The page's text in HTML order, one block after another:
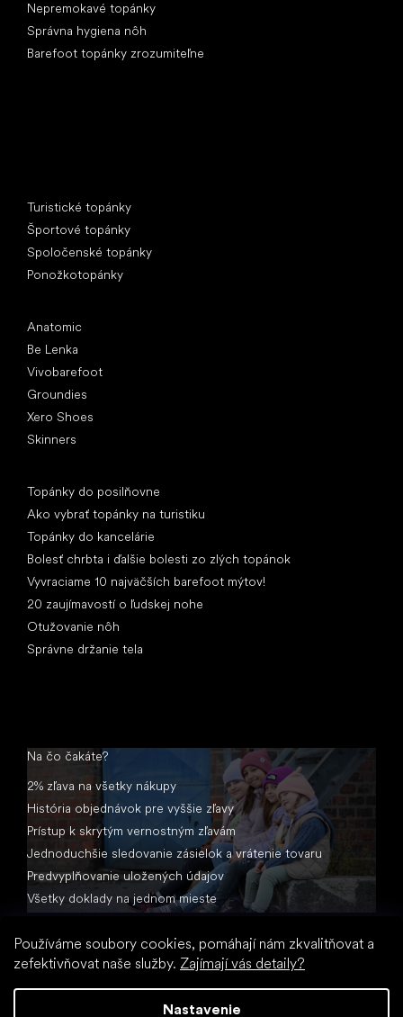
Používáme soubory cookies, pomáhají nám zkvalitňovat a
zefektivňovat naše služby. Zajímají vás detaily?
Nastavenie
Nepremokavé topánky
Správna hygiena nôh
Barefoot topánky zrozumiteľne
Turistické topánky
Športové topánky
Spoločenské topánky
Ponožkotopánky
Anatomic
Be Lenka
Vivobarefoot
Groundies
Xero Shoes
Skinners
Topánky do posilňovne
Ako vybrať topánky na turistiku
Topánky do kancelárie
Bolesť chrbta i ďalšie bolesti zo zlých topánok
Vyvraciame 10 najväčších barefoot mýtov!
20 zaujímavostí o ľudskej nohe
Otužovanie nôh
Správne držanie tela
Na čo čakáte?
2% zľava na všetky nákupy
História objednávok pre vyššie zľavy
Prístup k skrytým vernostným zľavám
Jednoduchšie sledovanie zásielok a vrátenie tovaru
Predvyplňovanie uložených údajov
Všetky doklady na jednom mieste
Vytvoril Shoptet